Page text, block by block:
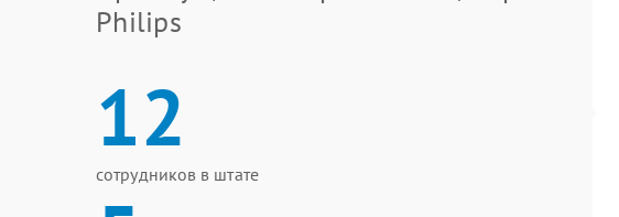
Philips
12
сотрудников в штате